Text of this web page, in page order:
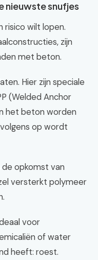
nieuwste snufjes
risico wilt lopen.
zijn
met beton.
Hier zijn speciale
(Welded Anchor
het beton worden
op wordt
de opkomst van
versterkt polymeer
voor
of water
heeft: roest.